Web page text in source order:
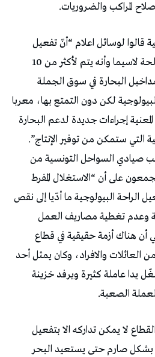
المراكب والضروريات.
قالوا لوسائل اعلام “أنّ تفعيل
الراحة البيولوجية ضرورة ملحة لاسيما وأنه يتم لأكثر من 10
بالمائة من مداخيل البحارة في سوق الجملة
لكن دون التمتع بها، معربا
إجراءات جديدة لدعم البحارة
التي ستمكن من توفير الإنتاج”.
صيادي السواحل التونسية من
على أن “الاستغلال المفرط
الراحة البيولوجية ما أدّيا إلى نقص
بنسبة تفوق 60 بالمائة وعدم تغطية مصاريف العمل
أن هناك أزمة حقيقية في قطاع
والافراد، وكان يمثل أحد
يدا عاملة كثيرة ويرفد خزينة
الصعبة.
لا يمكن تداركه الا بتفعيل
بشكل صارم حتى يستعيد البحر